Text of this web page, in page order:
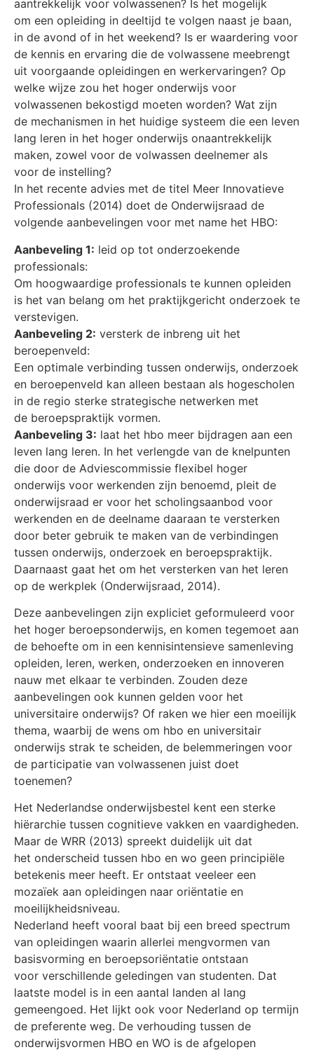
aantrekkelijk voor volwassenen? Is het mogelijk
om een opleiding in deeltijd te volgen naast je baan,
in de avond of in het weekend? Is er waardering voor
de kennis en ervaring die de volwassene meebrengt
uit voorgaande opleidingen en werkervaringen? Op
welke wijze zou het hoger onderwijs voor
volwassenen bekostigd moeten worden? Wat zijn
de mechanismen in het huidige systeem die een leven
lang leren in het hoger onderwijs onaantrekkelijk
maken, zowel voor de volwassen deelnemer als
voor de instelling?
In het recente advies met de titel Meer Innovatieve
Professionals (2014) doet de Onderwijsraad de
volgende aanbevelingen voor met name het HBO:
Aanbeveling 1: leid op tot onderzoekende
professionals:
Om hoogwaardige professionals te kunnen opleiden
is het van belang om het praktijkgericht onderzoek te
verstevigen.
Aanbeveling 2: versterk de inbreng uit het
beroepenveld:
Een optimale verbinding tussen onderwijs, onderzoek
en beroepenveld kan alleen bestaan als hogescholen
in de regio sterke strategische netwerken met
de beroepspraktijk vormen.
Aanbeveling 3: laat het hbo meer bijdragen aan een
leven lang leren. In het verlengde van de knelpunten
die door de Adviescommissie flexibel hoger
onderwijs voor werkenden zijn benoemd, pleit de
onderwijsraad er voor het scholingsaanbod voor
werkenden en de deelname daaraan te versterken
door beter gebruik te maken van de verbindingen
tussen onderwijs, onderzoek en beroepspraktijk.
Daarnaast gaat het om het versterken van het leren
op de werkplek (Onderwijsraad, 2014).
Deze aanbevelingen zijn expliciet geformuleerd voor
het hoger beroepsonderwijs, en komen tegemoet aan
de behoefte om in een kennisintensieve samenleving
opleiden, leren, werken, onderzoeken en innoveren
nauw met elkaar te verbinden. Zouden deze
aanbevelingen ook kunnen gelden voor het
universitaire onderwijs? Of raken we hier een moeilijk
thema, waarbij de wens om hbo en universitair
onderwijs strak te scheiden, de belemmeringen voor
de participatie van volwassenen juist doet
toenemen?
Het Nederlandse onderwijsbestel kent een sterke
hiërarchie tussen cognitieve vakken en vaardigheden.
Maar de WRR (2013) spreekt duidelijk uit dat
het onderscheid tussen hbo en wo geen principiële
betekenis meer heeft. Er ontstaat veeleer een
mozaïek aan opleidingen naar oriëntatie en
moeilijkheidsniveau.
Nederland heeft vooral baat bij een breed spectrum
van opleidingen waarin allerlei mengvormen van
basisvorming en beroepsoriëntatie ontstaan
voor verschillende geledingen van studenten. Dat
laatste model is in een aantal landen al lang
gemeengoed. Het lijkt ook voor Nederland op termijn
de preferente weg. De verhouding tussen de
onderwijsvormen HBO en WO is de afgelopen